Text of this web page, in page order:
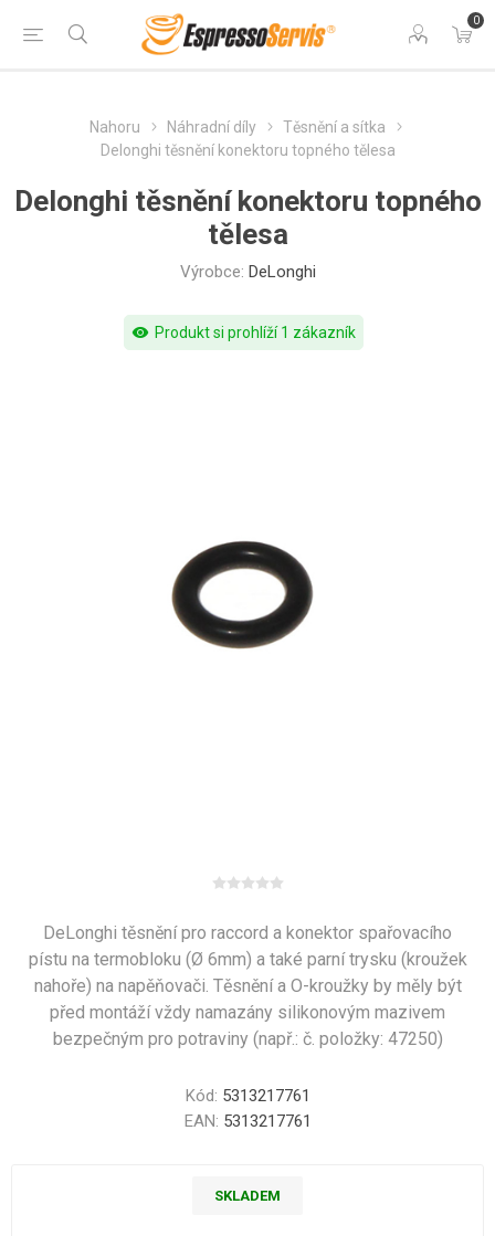
0
Nahoru Náhradní díly
Těsnění a sítka
Delonghi těsnění konektoru topného tělesa
Delonghi těsnění konektoru topného
tělesa
Výrobce: DeLonghi
visibility Produkt si prohlíží 1 zákazník
DeLonghi těsnění pro raccord a konektor spařovacího
pístu na termobloku (Ø 6mm) a také parní trysku (kroužek
nahoře) na napěňovači. Těsnění a O-kroužky by měly být
před montáží vždy namazány silikonovým mazivem
bezpečným pro potraviny (např.: č. položky: 47250)
Kód: 5313217761
EAN: 5313217761
SKLADEM